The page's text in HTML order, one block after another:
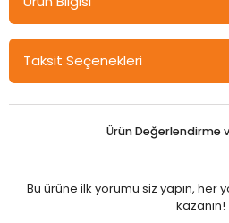
Yargı YÖKDİL Sağlık Bilimleri Sözlük
Yayınları
600 Türkçe Anlamlı Sağlık Kelimeleri
Düzensiz Fiiller Listesi
Genel Akademik Fiiller ve Anlamları
Taksit Seçenekleri
Ürün Değerlendirme
Bu ürüne ilk yorumu siz yapın, her
kazanın!